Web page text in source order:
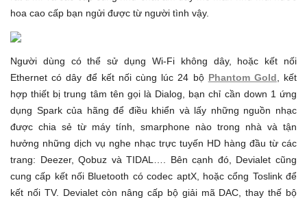
hoa cao cấp bạn ngửi được từ người tình vậy.
Người dùng có thể sử dụng Wi-Fi không dây, hoặc kết nối
Ethernet có dây để kết nối cùng lúc 24 bộ Phantom Gold , kết
hợp thiết bị trung tâm tên gọi là Dialog, bạn chỉ cần down 1 ứng
dụng Spark của hãng để điều khiển và lấy những nguồn nhạc
được chia sẻ từ máy tính, smarphone nào trong nhà và tận
hưởng những dịch vụ nghe nhạc trực tuyến HD hàng đầu từ các
trang: Deezer, Qobuz và TIDAL…. Bên cạnh đó, Devialet cũng
cung cấp kết nối Bluetooth có codec aptX, hoặc cổng Toslink để
kết nối TV. Devialet còn nâng cấp bộ giải mã DAC, thay thế bộ